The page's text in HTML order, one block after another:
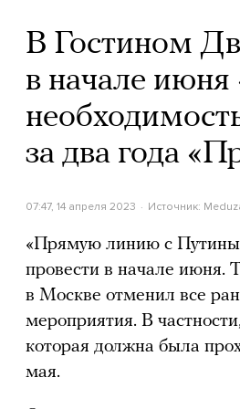
В Гостином
в начале июня
за два года
07:47, 14 апреля 2023 Источник:
«Прямую линию с
провести в начале июня.
в Москве отменил все
мероприятия. В
которая должна была
мая.